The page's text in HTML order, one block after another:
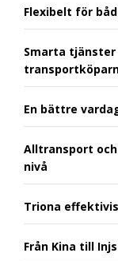
Flexibelt för
Smarta
En bättre
Alltransport
nivå
Triona
Från Kina till